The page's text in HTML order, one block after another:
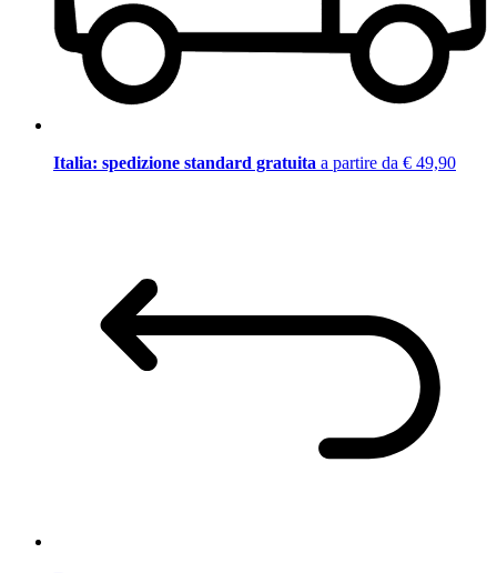
Italia: spedizione standard gratuita a partire da € 49,90